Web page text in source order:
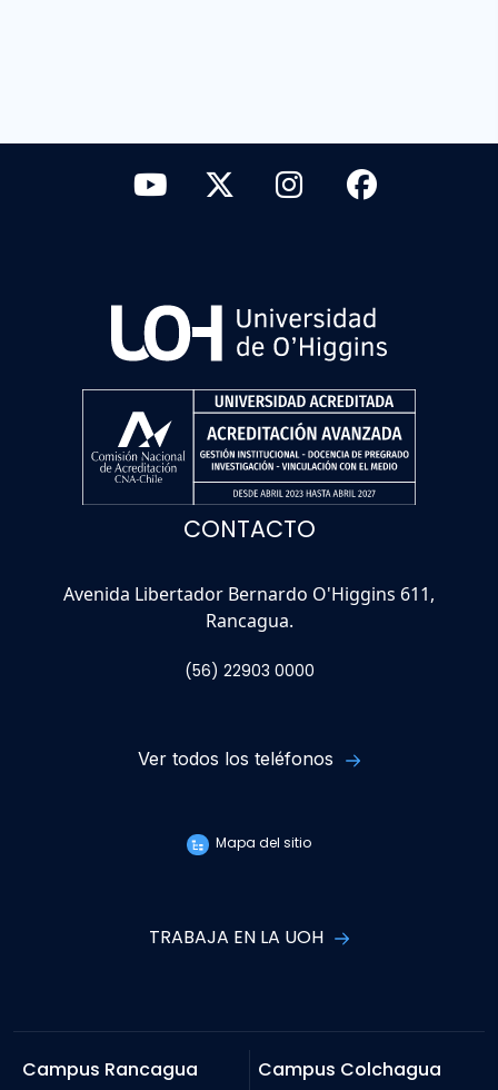
CONTACTO
Avenida Libertador Bernardo O'Higgins 611,
Rancagua.
(56) 22903 0000
Ver todos los teléfonos
Mapa del sitio
TRABAJA EN LA UOH
Campus Rancagua
Campus Colchagua